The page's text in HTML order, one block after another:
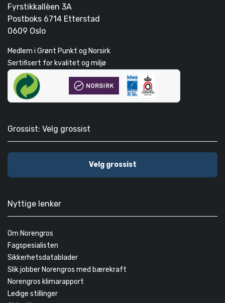
Fyrstikkallèen 3A
Postboks 6714 Etterstad
0609 Oslo
Medlem i Grønt Punkt og Norsirk
Sertifisert for kvalitet og miljø
Grossist: Velg grossist
Velg grossist
Nyttige lenker
Om Norengros
Fagspesialisten
Sikkerhetsdatablader
Slik jobber Norengros med bærekraft
Norengros klimarapport
Ledige stillinger